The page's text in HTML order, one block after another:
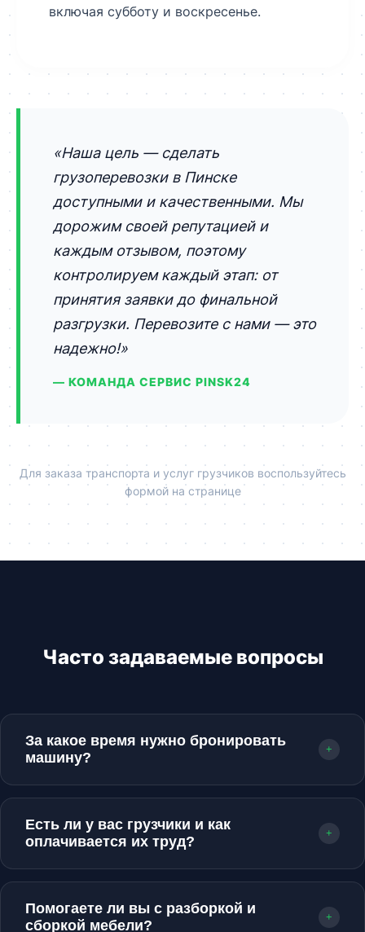
включая субботу и воскресенье.
«Наша цель — сделать
грузоперевозки в Пинске
доступными и качественными. Мы
дорожим своей репутацией и
каждым отзывом, поэтому
контролируем каждый этап: от
принятия заявки до финальной
разгрузки. Перевозите с нами — это
надежно!»
— КОМАНДА СЕРВИС PINSK24
Для заказа транспорта и услуг грузчиков воспользуйтесь
формой на странице
Часто задаваемые вопросы
За какое время нужно бронировать
машину?
+
Желательно оставлять заявку за 1-2 дня до
свободные машины в Пинске, поэтому
возможна срочная подача в течение 40-60
Есть ли у вас грузчики и как
оплачивается их труд?
+
Да, мы предоставляем услуги
профессиональных грузчиков. Оплата
почасовая (минимум 1 час). Если работа длится
Помогаете ли вы с разборкой и
сборкой мебели?
+